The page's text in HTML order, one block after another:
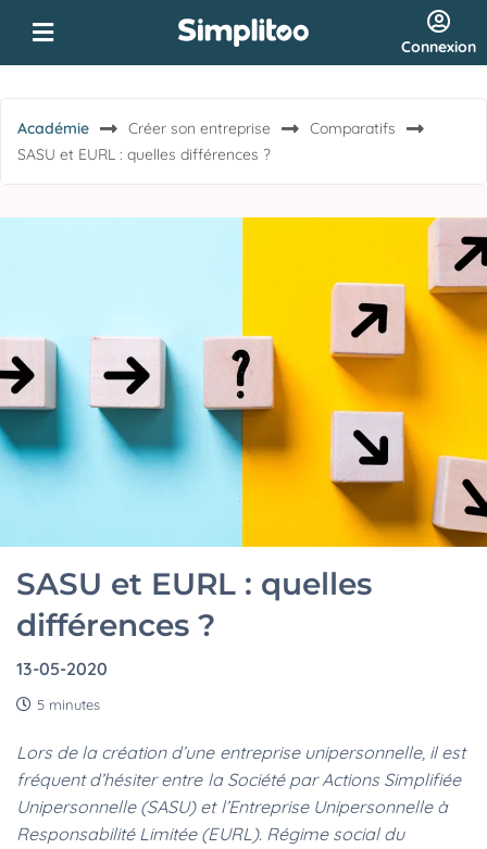
Connexion
Académie Créer son entreprise
Comparatifs
SASU et EURL : quelles différences ?
SASU et EURL : quelles
différences ?
13-05-2020
5 minutes
Lors de la création d’une entreprise unipersonnelle, il est
fréquent d’hésiter entre la Société par Actions Simplifiée
Unipersonnelle (SASU) et l’Entreprise Unipersonnelle à
Responsabilité Limitée (EURL). Régime social du